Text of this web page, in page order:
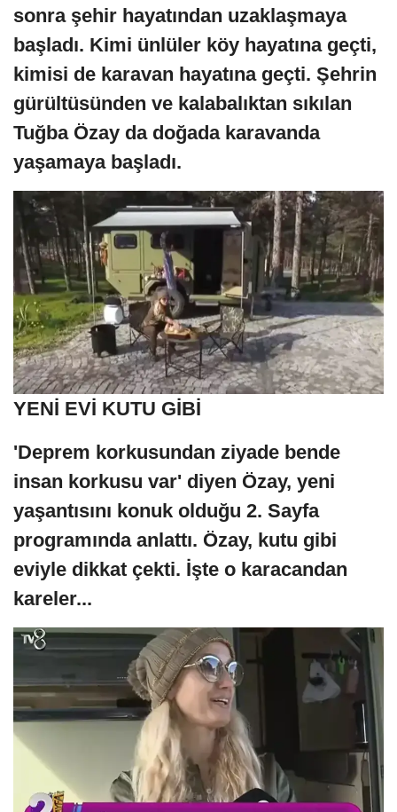
sonra şehir hayatından uzaklaşmaya
başladı. Kimi ünlüler köy hayatına geçti,
kimisi de karavan hayatına geçti. Şehrin
gürültüsünden ve kalabalıktan sıkılan
Tuğba Özay da doğada karavanda
yaşamaya başladı.
YENİ EVİ KUTU GİBİ
'Deprem korkusundan ziyade bende
insan korkusu var' diyen Özay, yeni
yaşantısını konuk olduğu 2. Sayfa
programında anlattı. Özay, kutu gibi
eviyle dikkat çekti. İşte o karacandan
kareler...